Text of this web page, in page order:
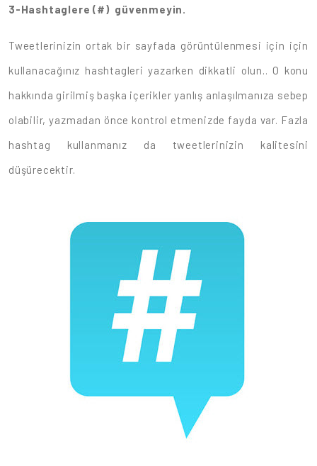
3-Hashtaglere (#) güvenmeyin.
Tweetlerinizin ortak bir sayfada görüntülenmesi için için
kullanacağınız hashtagleri yazarken dikkatli olun.. O konu
hakkında girilmiş başka içerikler yanlış anlaşılmanıza sebep
olabilir, yazmadan önce kontrol etmenizde fayda var. Fazla
hashtag kullanmanız da tweetlerinizin kalitesini
düşürecektir.